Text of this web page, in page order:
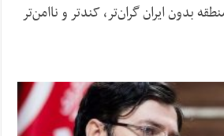
بدون ایران گران‌تر، کندتر و ناامن‌تر